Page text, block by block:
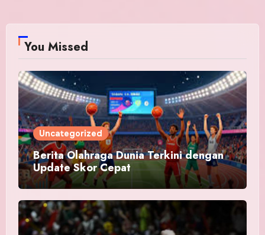
You Missed
Uncategorized
Berita Olahraga Dunia Terkini dengan
Update Skor Cepat